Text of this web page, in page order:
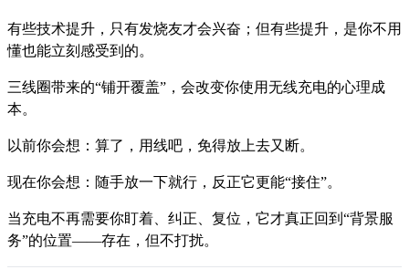
有些技术提升，只有发烧友才会兴奋；但有些提升，是你不用
懂也能立刻感受到的。
三线圈带来的“铺开覆盖”，会改变你使用无线充电的心理成
本。
以前你会想：算了，用线吧，免得放上去又断。
现在你会想：随手放一下就行，反正它更能“接住”。
当充电不再需要你盯着、纠正、复位，它才真正回到“背景服
务”的位置——存在，但不打扰。